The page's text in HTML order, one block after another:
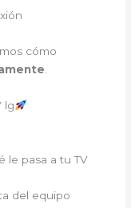
cómo
lg
le pasa a tu TV
del equipo